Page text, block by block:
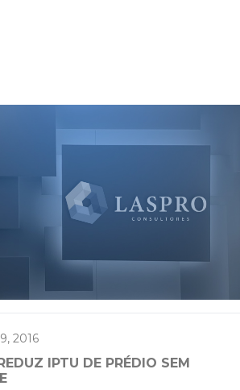
2016
IPTU DE PRÉDIO SEM